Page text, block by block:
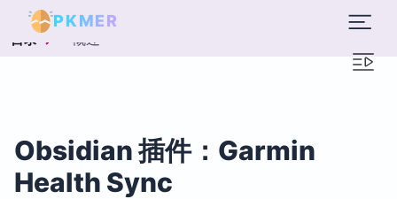
PKMER
目录 概述
Obsidian 插件：Garmin
Health Sync